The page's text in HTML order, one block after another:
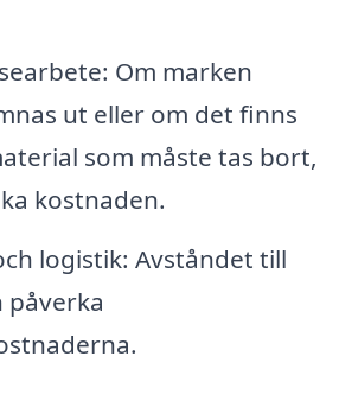
Om marken
ut eller om det finns
som måste tas bort,
kostnaden.
logistik: Avståndet till
påverka